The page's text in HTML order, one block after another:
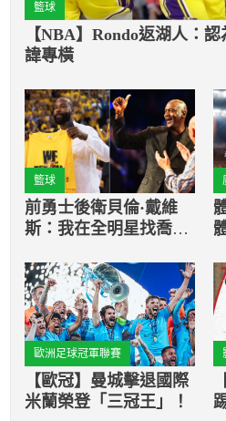
籃球
【NBA】Rondo返湖人：
諱專橫
籃球
前勇士後衛貝倫·戴維
斯：我在全明星找喬丹
了
歐洲足球冠軍聯賽
【歐冠】曼城擊退國際
米蘭榮登「三冠王」！